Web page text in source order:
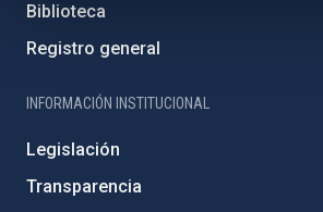
Biblioteca
Registro general
INFORMACIÓN INSTITUCIONAL
Legislación
Transparencia